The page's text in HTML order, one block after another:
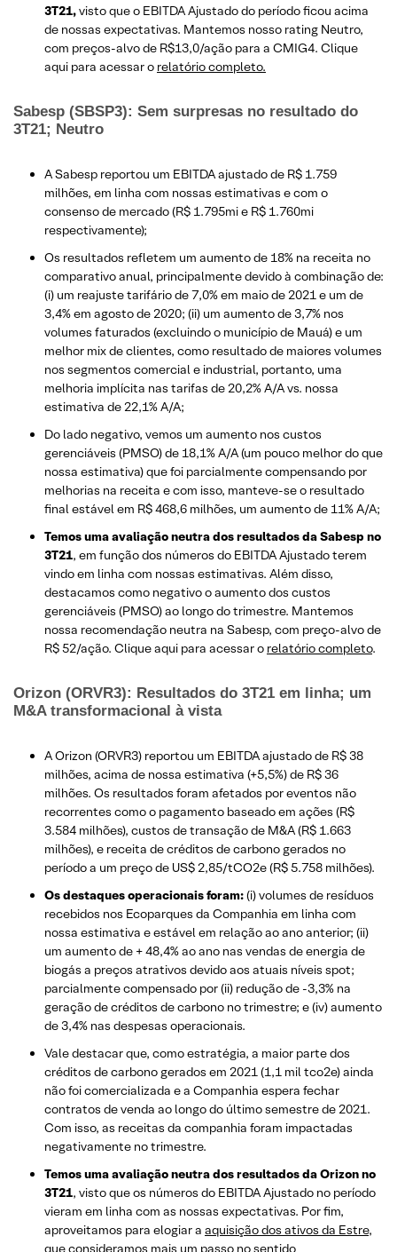
3T21,visto que o EBITDA Ajustado do período ficou acima
de nossas expectativas. Mantemos nosso rating Neutro,
com preços-alvo de R$13,0/ação para a CMIG4. Clique
aqui para acessar o relatório completo.
Sabesp (SBSP3): Sem surpresas no resultado do
3T21; Neutro
A Sabesp reportou um EBITDA ajustado de R$ 1.759
milhões, em linha com nossas estimativas e com o
consenso de mercado (R$ 1.795mi e R$ 1.760mi
respectivamente);
Os resultados refletem um aumento de 18% na receita no
comparativo anual, principalmente devido à combinação de:
(i) um reajuste tarifário de 7,0% em maio de 2021 e um de
3,4% em agosto de 2020; (ii) um aumento de 3,7% nos
volumes faturados (excluindo o município de Mauá) e um
melhor mix de clientes, como resultado de maiores volumes
nos segmentos comercial e industrial, portanto, uma
melhoria implícita nas tarifas de 20,2% A/A vs. nossa
estimativa de 22,1% A/A;
Do lado negativo, vemos um aumento nos custos
gerenciáveis (PMSO) de 18,1% A/A (um pouco melhor do que
nossa estimativa) que foi parcialmente compensando por
melhorias na receita e com isso, manteve-se o resultado
final estável em R$ 468,6 milhões, um aumento de 11% A/A;
Temos uma avaliação neutra dos resultados da Sabesp no
3T21, em função dos números do EBITDA Ajustado terem
vindo em linha com nossas estimativas. Além disso,
destacamos como negativo o aumento dos custos
gerenciáveis (PMSO) ao longo do trimestre. Mantemos
nossa recomendação neutra na Sabesp, com preço-alvo de
R$ 52/ação. Clique aqui para acessar o relatório completo.
Orizon (ORVR3): Resultados do 3T21 em linha; um
M&A transformacional à vista
A Orizon (ORVR3) reportou um EBITDA ajustado de R$ 38
milhões, acima de nossa estimativa (+5,5%) de R$ 36
milhões. Os resultados foram afetados por eventos não
recorrentes como o pagamento baseado em ações (R$
3.584 milhões), custos de transação de M&A (R$ 1.663
milhões), e receita de créditos de carbono gerados no
período a um preço de US$ 2,85/tCO2e (R$ 5.758 milhões).
Os destaques operacionais foram:(i) volumes de resíduos
recebidos nos Ecoparques da Companhia em linha com
nossa estimativa e estável em relação ao ano anterior; (ii)
um aumento de + 48,4% ao ano nas vendas de energia de
biogás a preços atrativos devido aos atuais níveis spot;
parcialmente compensado por (ii) redução de -3,3% na
geração de créditos de carbono no trimestre; e (iv) aumento
de 3,4% nas despesas operacionais.
Vale destacar que, como estratégia, a maior parte dos
créditos de carbono gerados em 2021 (1,1 mil tco2e) ainda
não foi comercializada e a Companhia espera fechar
contratos de venda ao longo do último semestre de 2021.
Com isso, as receitas da companhia foram impactadas
negativamente no trimestre.
Temos uma avaliação neutra dos resultados da Orizon no
3T21, visto que os números do EBITDA Ajustado no período
vieram em linha com as nossas expectativas. Por fim,
aproveitamos para elogiar a aquisição dos ativos da Estre,
que consideramos mais um passo no sentido